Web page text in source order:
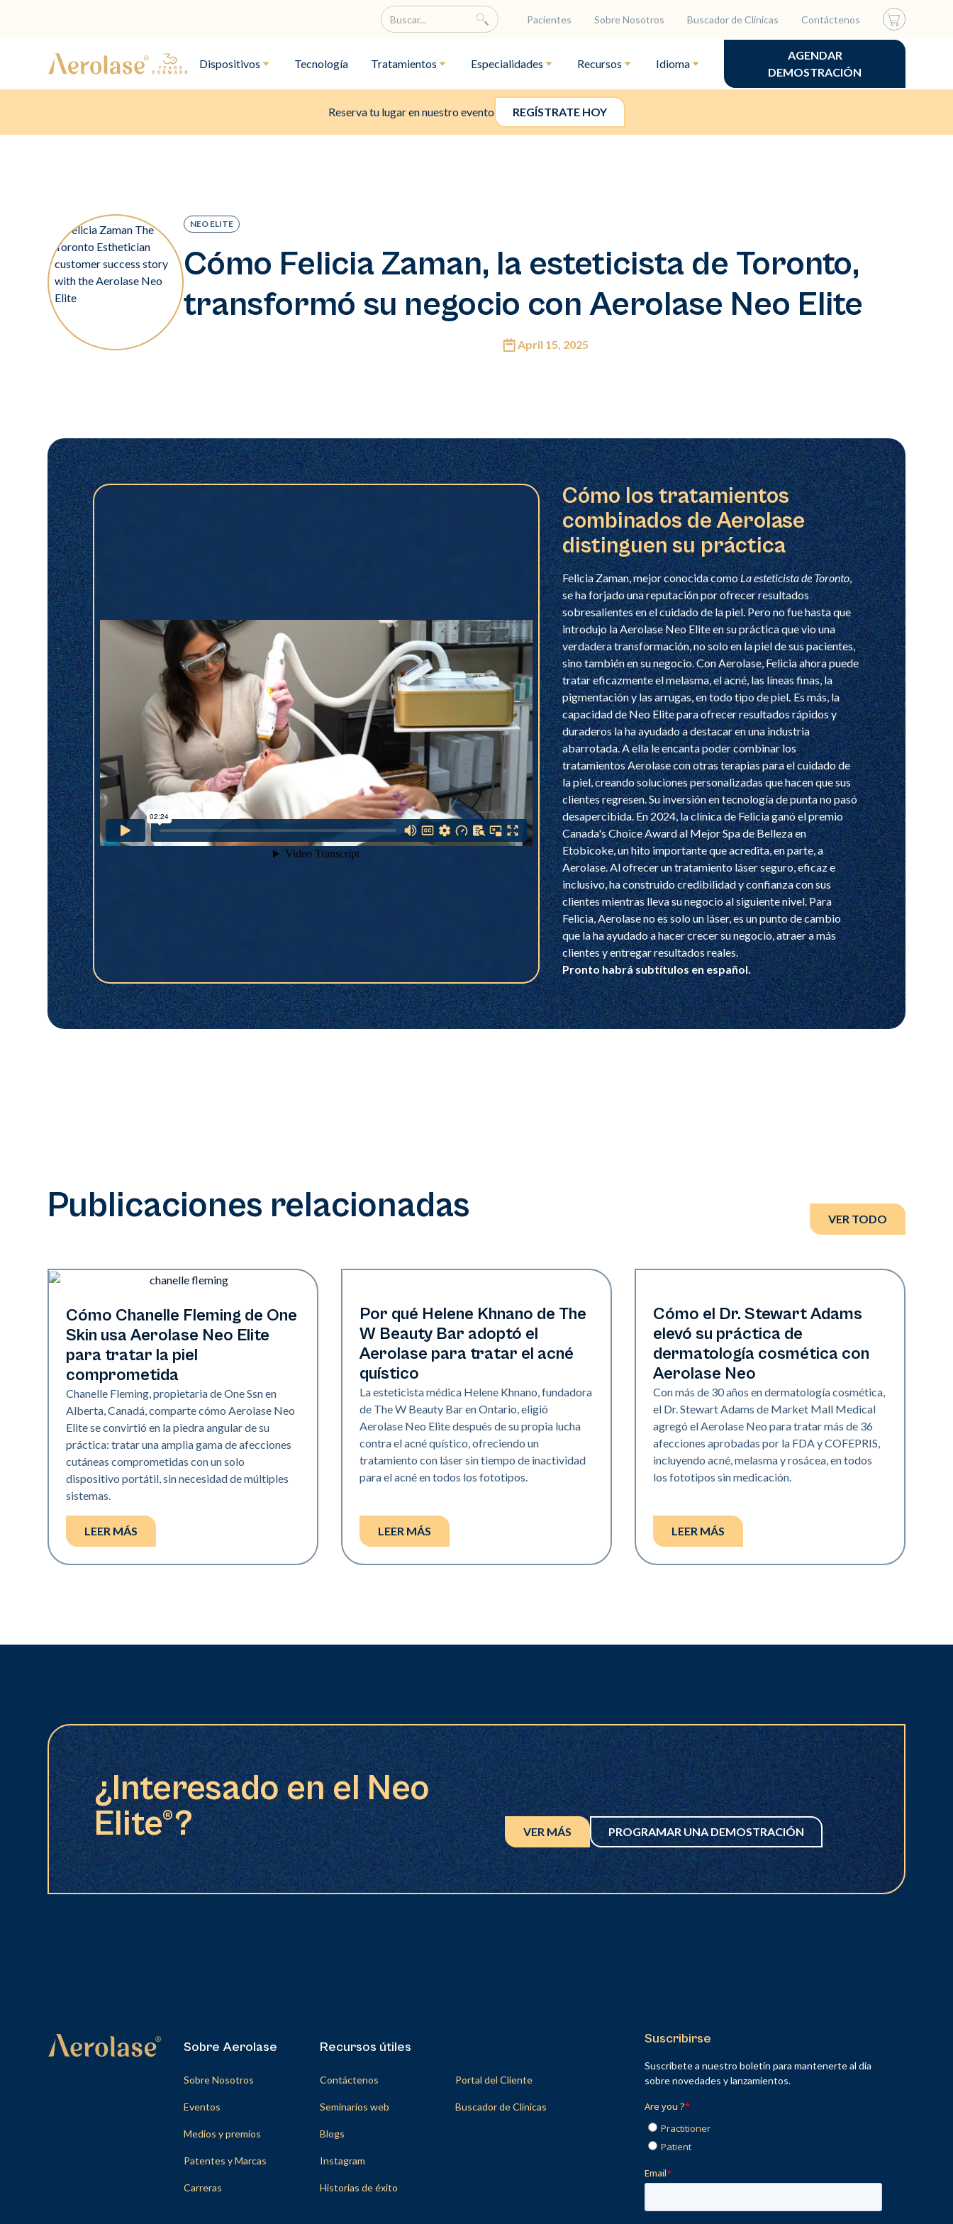
Pacientes Sobre Nosotros Buscador de Clínicas Contáctenos
Dispositivos Tecnología Tratamientos Especialidades Recursos Idioma
AGENDAR
DEMOSTRACIÓN
Reserva tu lugar en nuestro evento REGÍSTRATE HOY
NEO ELITE
Cómo Felicia Zaman, la esteticista de Toronto,
transformó su negocio con Aerolase Neo Elite
April 15, 2025
Cómo los tratamientos
combinados de Aerolase
distinguen su práctica
Felicia Zaman, mejor conocida comoLa esteticista de Toronto,
se ha forjado una reputación por ofrecer resultados
sobresalientes en el cuidado de la piel. Pero no fue hasta que
introdujo la Aerolase Neo Elite en su práctica que vio una
verdadera transformación, no solo en la piel de sus pacientes,
sino también en su negocio. Con Aerolase, Felicia ahora puede
tratar eficazmente el melasma, el acné, las líneas finas, la
pigmentación y las arrugas, en todo tipo de piel.Es más, la
capacidad de Neo Elite para ofrecer resultados rápidos y
duraderos la ha ayudado a destacar en una industria
abarrotada. A ella le encanta poder combinar los
tratamientos Aerolase con otras terapias para el cuidado de
la piel, creando soluciones personalizadas que hacen que sus
clientes regresen. Su inversión en tecnología de punta no pasó
desapercibida. En 2024, la clínica de Felicia ganó el premio
Canada's Choice Award al Mejor Spa de Belleza en
Etobicoke, un hito importante que acredita, en parte, a
Aerolase. Al ofrecer un tratamiento láser seguro, eficaz e
inclusivo, ha construido credibilidad y confianza con sus
clientes mientras lleva su negocio al siguiente nivel. Para
Felicia, Aerolase no es solo un láser, es un punto de cambio
que la ha ayudado a hacer crecer su negocio, atraer a más
clientes y entregar resultados reales.
Pronto habrá subtítulos en español.
Publicaciones relacionadas VER TODO
Neo Elite
Cómo Chanelle Fleming de One
Skin usa Aerolase Neo Elite
para tratar la piel
comprometida
Chanelle Fleming, propietaria de One Ssn en
Alberta, Canadá, comparte cómo Aerolase Neo
Elite se convirtió en la piedra angular de su
práctica: tratar una amplia gama de afecciones
cutáneas comprometidas con un solo
dispositivo portátil, sin necesidad de múltiples
sistemas.
LEER MÁS
Neo Elite
Por qué Helene Khnano de The
W Beauty Bar adoptó el
Aerolase para tratar el acné
quístico
La esteticista médica Helene Khnano, fundadora
de The W Beauty Bar en Ontario, eligió
Aerolase Neo Elite después de su propia lucha
contra el acné quístico, ofreciendo un
tratamiento con láser sin tiempo de inactividad
para el acné en todos los fototipos.
LEER MÁS
Neo Elite
Cómo el Dr. Stewart Adams
elevó su práctica de
dermatología cosmética con
Aerolase Neo
Con más de 30 años en dermatología cosmética,
el Dr. Stewart Adams de Market Mall Medical
agregó el Aerolase Neo para tratar más de 36
afecciones aprobadas por la FDA y COFEPRIS,
incluyendo acné, melasma y rosácea, en todos
los fototipos sin medicación.
LEER MÁS
¿Interesado en el Neo
Elite®?
VER MÁS PROGRAMAR UNA DEMOSTRACIÓN
Sobre Aerolase
Sobre Nosotros
Eventos
Medios y premios
Patentes y Marcas
Carreras
Recursos útiles
Contáctenos
Seminarios web
Blogs
Instagram
Historias de éxito
Portal del Cliente
Buscador de Clínicas
Suscribirse
Suscríbete a nuestro boletín para mantenerte al día
sobre novedades y lanzamientos.